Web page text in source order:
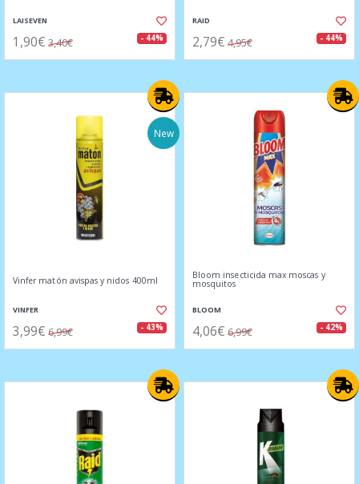
LAISEVEN
1,90€ 3,40€ - 44%
RAID
2,79€ 4,95€ - 44%
New
Vinfer matón avispas y nidos 400ml
VINFER
3,99€ 6,99€ - 43%
Bloom insecticida max moscas y
mosquitos
BLOOM
4,06€ 6,99€ - 42%